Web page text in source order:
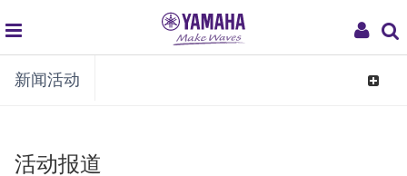
My
global
navigation
新闻活动
Toggle
活动报道